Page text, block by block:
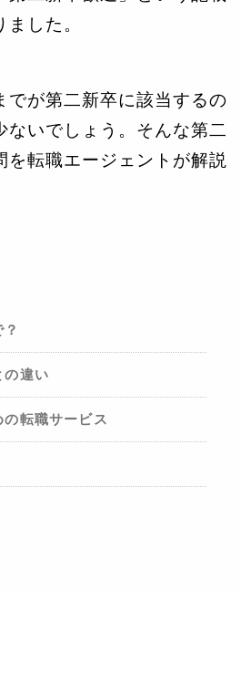
した。
でが第二新卒に該当するの
ないでしょう。そんな第二
を転職エージェントが解説
の違い
転職サービス